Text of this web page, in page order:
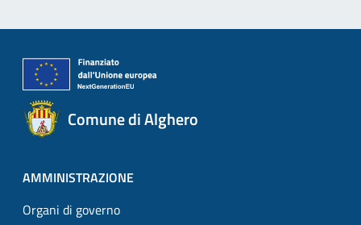
Comune di Alghero
AMMINISTRAZIONE
Organi di governo